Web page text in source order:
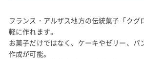
フランス・アルザス地方の伝統菓子「クグ
軽に作れます。
お菓子だけではなく、ケーキやゼリー、パ
作成が可能。